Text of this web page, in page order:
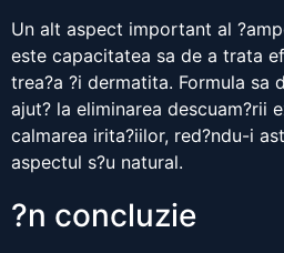
Un alt aspect important al
este capacitatea sa de a trata
trea?a ?i dermatita. Formula sa
ajut? la eliminarea descuam?rii
calmarea irita?iilor, red?ndu-i
aspectul s?u natural.
?n concluzie